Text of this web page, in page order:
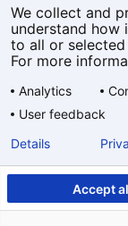
Cookies
Privacy
Algemene
We collect and
understand how
to all or
For more
Analytics
User feedback
Accept
Details